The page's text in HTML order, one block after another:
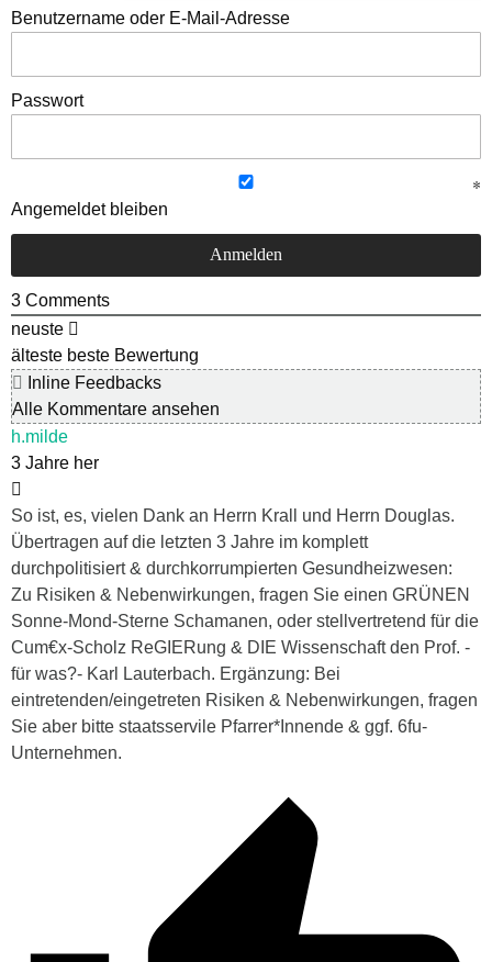
Benutzername oder E-Mail-Adresse
Passwort
Angemeldet bleiben
3 Comments
neuste
älteste beste Bewertung
Inline Feedbacks
Alle Kommentare ansehen
h.milde
3 Jahre her
So ist, es, vielen Dank an Herrn Krall und Herrn Douglas.
Übertragen auf die letzten 3 Jahre im komplett
durchpolitisiert & durchkorrumpierten Gesundheizwesen:
Zu Risiken & Nebenwirkungen, fragen Sie einen GRÜNEN
Sonne-Mond-Sterne Schamanen, oder stellvertretend für die
Cum€x-Scholz ReGIERung & DIE Wissenschaft den Prof. -
für was?- Karl Lauterbach. Ergänzung: Bei
eintretenden/eingetreten Risiken & Nebenwirkungen, fragen
Sie aber bitte staatsservile Pfarrer*Innende & ggf. 6fu-
Unternehmen.